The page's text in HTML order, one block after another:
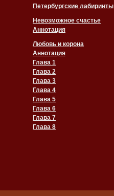
Петербургские лабиринты
Невозможное счастье
Аннотация
Любовь и корона
Аннотация
Глава 1
Глава 2
Глава 3
Глава 4
Глава 5
Глава 6
Глава 7
Глава 8